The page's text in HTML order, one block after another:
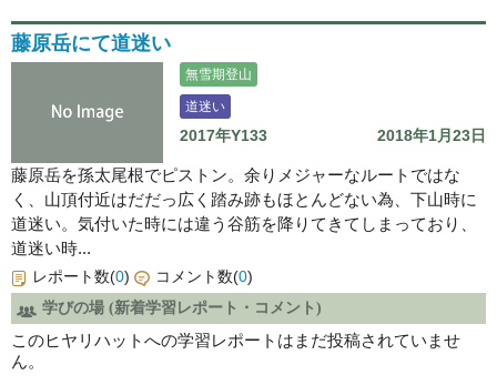
藤原岳にて道迷い
無雪期登山
道迷い
2017年Y133 2018年1月23日
藤原岳を孫太尾根でピストン。余りメジャーなルートではな
く、山頂付近はだだっ広く踏み跡もほとんどない為、下山時に
道迷い。気付いた時には違う谷筋を降りてきてしまっており、
道迷い時...
レポート数(0) コメント数(0)
学びの場 (新着学習レポート・コメント)
このヒヤリハットへの学習レポートはまだ投稿されていませ
ん。